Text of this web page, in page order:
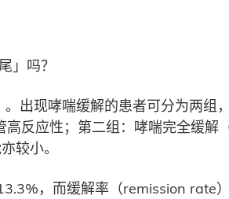
」吗？
出现哮喘缓解的患者可分为两组
反应性；第二组：哮喘完全缓解
较小。
，而缓解率（remission rate）